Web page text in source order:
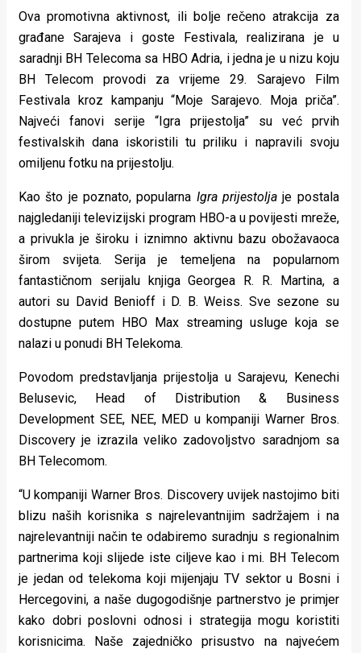
Ova promotivna aktivnost, ili bolje rečeno atrakcija za
građane Sarajeva i goste Festivala, realizirana je u
saradnji BH Telecoma sa HBO Adria, i jedna je u nizu koju
BH Telecom provodi za vrijeme 29. Sarajevo Film
Festivala kroz kampanju “Moje Sarajevo. Moja priča”.
Najveći fanovi serije “Igra prijestolja” su već prvih
festivalskih dana iskoristili tu priliku i napravili svoju
omiljenu fotku na prijestolju.
Kao što je poznato, popularna Igra prijestolja je postala
najgledaniji televizijski program HBO-a u povijesti mreže,
a privukla je široku i iznimno aktivnu bazu obožavaoca
širom svijeta. Serija je temeljena na popularnom
fantastičnom serijalu knjiga Georgea R. R. Martina, a
autori su David Benioff i D. B. Weiss. Sve sezone su
dostupne putem HBO Max streaming usluge koja se
nalazi u ponudi BH Telekoma.
Povodom predstavljanja prijestolja u Sarajevu, Kenechi
Belusevic, Head of Distribution & Business
Development SEE, NEE, MED u kompaniji Warner Bros.
Discovery je izrazila veliko zadovoljstvo saradnjom sa
BH Telecomom.
“U kompaniji Warner Bros. Discovery uvijek nastojimo biti
blizu naših korisnika s najrelevantnijim sadržajem i na
najrelevantniji način te odabiremo suradnju s regionalnim
partnerima koji slijede iste ciljeve kao i mi. BH Telecom
je jedan od telekoma koji mijenjaju TV sektor u Bosni i
Hercegovini, a naše dugogodišnje partnerstvo je primjer
kako dobri poslovni odnosi i strategija mogu koristiti
korisnicima. Naše zajedničko prisustvo na najvećem